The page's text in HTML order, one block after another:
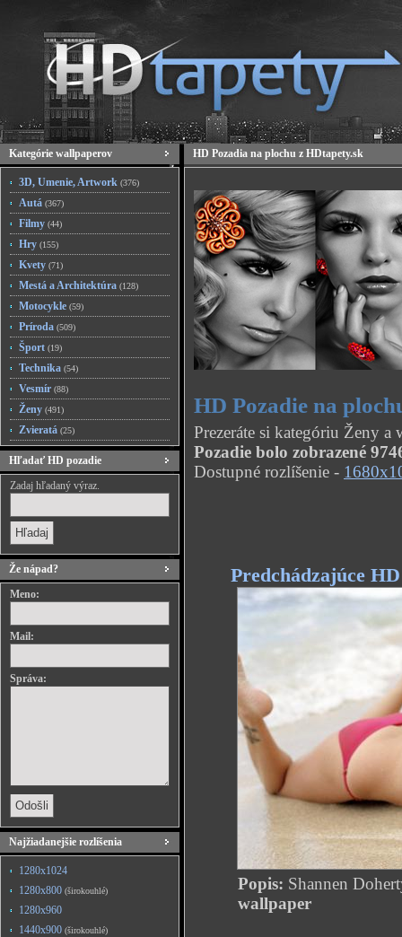
Kategórie wallpaperov
3D, Umenie, Artwork (376)
Autá (367)
Filmy (44)
Hry (155)
Kvety (71)
Mestá a Architektúra (128)
Motocykle (59)
Príroda (509)
Šport (19)
Technika (54)
Vesmír (88)
Ženy (491)
Zvieratá (25)
Hľadať HD pozadie
Zadaj hľadaný výraz.
Že nápad?
Meno:
Mail:
Správa:
Najžiadanejšie rozlíšenia
1280x1024
1280x800 (širokouhlé)
1280x960
1440x900 (širokouhlé)
HD Pozadia na plochu z HDtapety.sk
HD Pozadie na
Prezeráte si kategóriu Ženy
Pozadie bolo zobrazené
Dostupné rozlíšenie -
Predchádzajúce
Popis: Shannen
wallpaper